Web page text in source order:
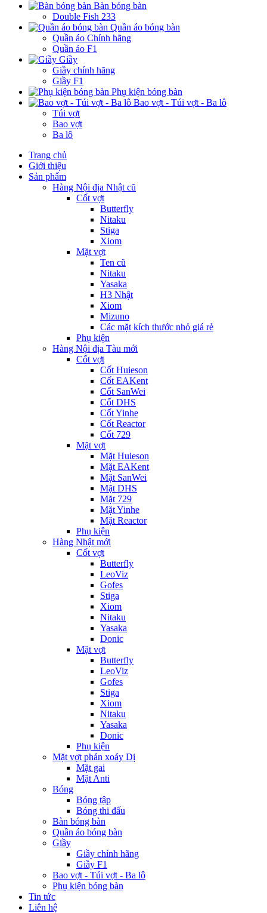
Bàn bóng bàn
Double Fish 233
Quần áo bóng bàn
Quần áo Chính hãng
Quần áo F1
Giầy
Giầy chính hãng
Giầy F1
Phụ kiện bóng bàn
Bao vợt - Túi vợt - Ba lô
Túi vợt
Bao vợt
Ba lô
Trang chủ
Giới thiệu
Sản phẩm
Hàng Nội địa Nhật cũ
Cốt vợt
Butterfly
Nitaku
Stiga
Xiom
Mặt vợt
Ten cũ
Nitaku
Yasaka
H3 Nhật
Xiom
Mizuno
Các mặt kích thước nhỏ giá rẻ
Phụ kiện
Hàng Nội địa Tàu mới
Cốt vợt
Cốt Huieson
Cốt EAKent
Cốt SanWei
Cốt DHS
Cốt Yinhe
Cốt Reactor
Cốt 729
Mặt vợt
Mặt Huieson
Mặt EAKent
Mặt SanWei
Mặt DHS
Mặt 729
Mặt Yinhe
Mặt Reactor
Phụ kiện
Hàng Nhật mới
Cốt vợt
Butterfly
LeoViz
Gofes
Stiga
Xiom
Nitaku
Yasaka
Donic
Mặt vợt
Butterfly
LeoViz
Gofes
Stiga
Xiom
Nitaku
Yasaka
Donic
Phụ kiện
Mặt vợt phản xoáy Dị
Mặt gai
Mặt Anti
Bóng
Bóng tập
Bóng thi đấu
Bàn bóng bàn
Quần áo bóng bàn
Giầy
Giầy chính hãng
Giầy F1
Bao vợt - Túi vợt - Ba lô
Phụ kiện bóng bàn
Tin tức
Liên hệ